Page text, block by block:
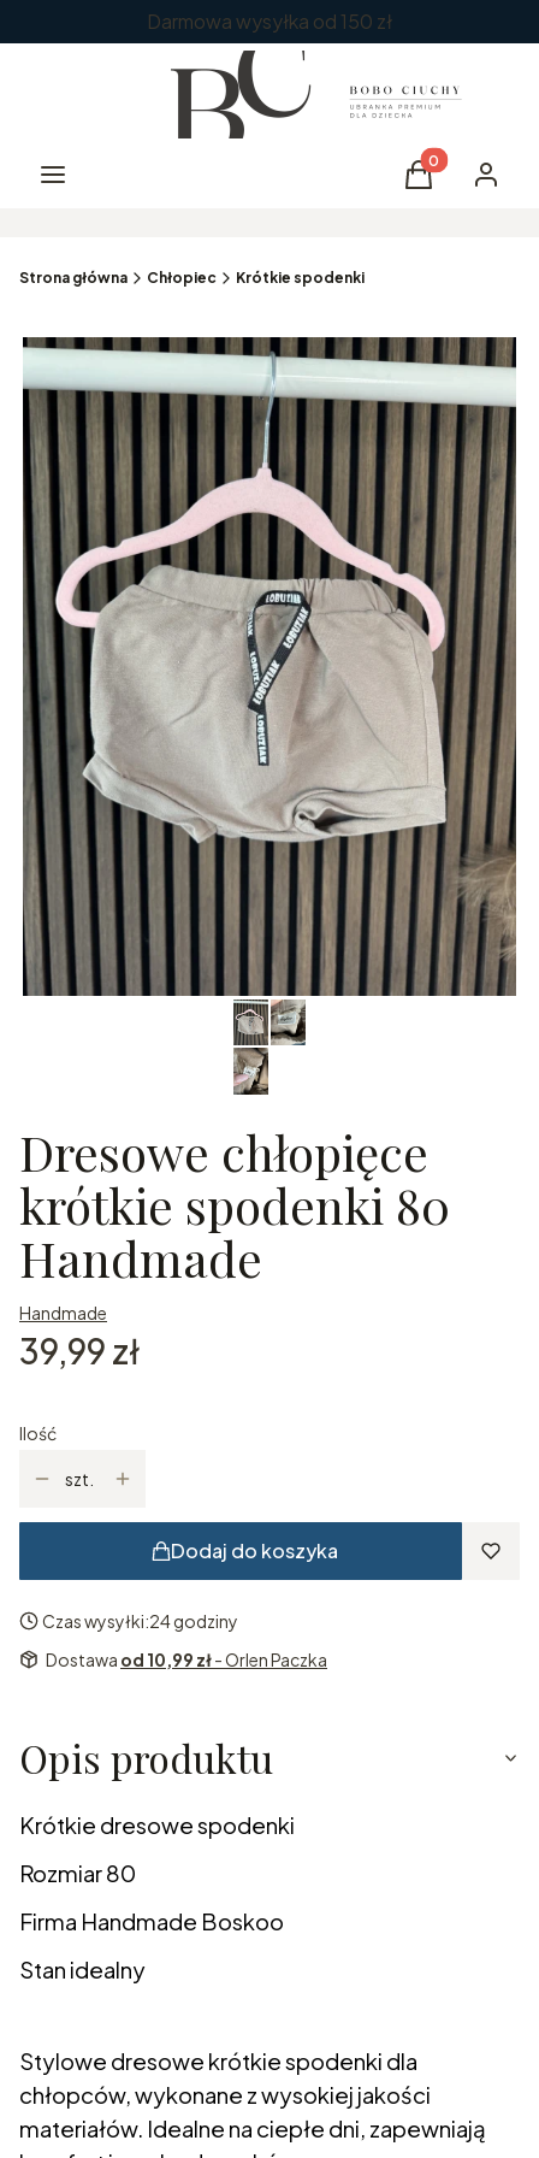
Darmowa wysyłka od 150 zł
Menu Produkty w
Koszyk
Strona główna Chłopiec Krótkie spodenki
Dresowe chłopięce
krótkie spodenki 80
Handmade
Handmade
Cena
39,99 zł
Ilość
szt.
Dodaj do koszyka
Czas wysyłki:24 godziny
Dostawa od 10,99 zł- Orlen Paczka
Opis produktu
Krótkie dresowe spodenki
Rozmiar 80
Firma Handmade Boskoo
Stan idealny
Stylowe dresowe krótkie spodenki dla
chłopców, wykonane z wysokiej jakości
materiałów. Idealne na ciepłe dni, zapewniają